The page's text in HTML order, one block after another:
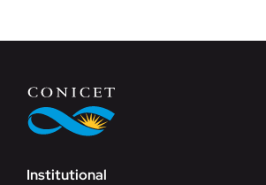
Institutional